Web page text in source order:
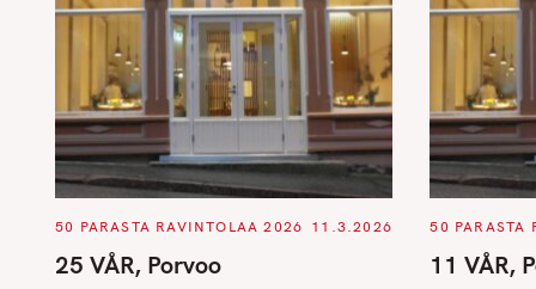
C
T
E
50 PARASTA RAVINTOLAA 2026 11.3.2026
25 VÅR, Porvoo
C
T
E
50 PARASTA
11 VÅR,